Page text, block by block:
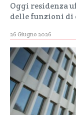
Oggi residenza
delle funzioni di
26 Giugno 2026